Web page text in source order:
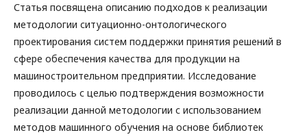
Статья посвящена описанию подходов к реализации
методологии ситуационно-онтологического
проектирования систем поддержки принятия решений в
сфере обеспечения качества для продукции на
машиностроительном предприятии. Исследование
проводилось с целью подтверждения возможности
реализации данной методологии с использованием
методов машинного обучения на основе библиотек